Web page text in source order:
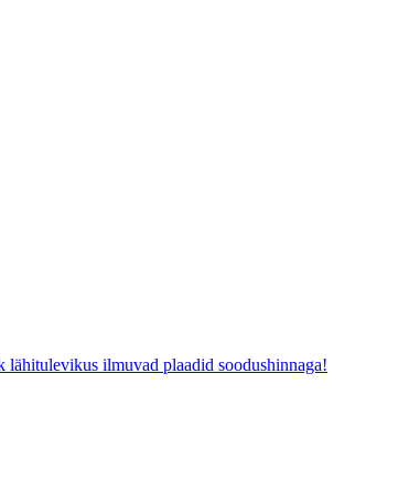
lähitulevikus ilmuvad plaadid soodushinnaga!